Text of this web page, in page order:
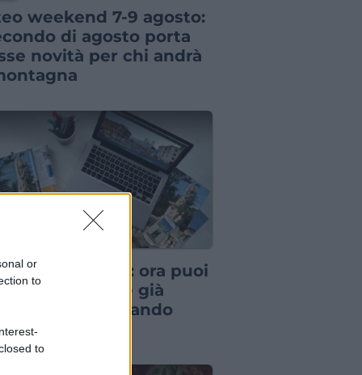
or
to
to
weekend 7-9 agosto:
di agosto porta
novità per chi andrà
dei viaggi”: ora puoi
vacanze già
risparmiando
di euro